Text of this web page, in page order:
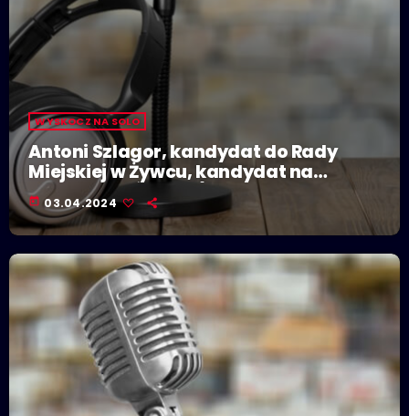
WYSKOCZ NA SOLO
Antoni Szlagor, kandydat do Rady
Miejskiej w Żywcu, kandydat na
burmistrza Żywca (KWW Burmistrza
Antoniego Szlagora)
today 03.04.2024